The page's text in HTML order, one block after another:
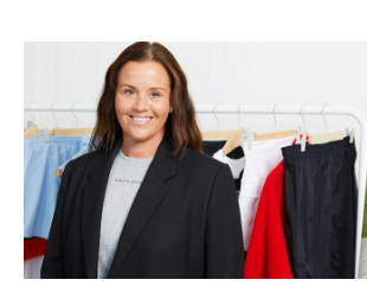
produkter
vet
vilka
problem
man
löser”